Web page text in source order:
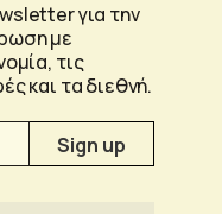
για την
με
τις
και τα διεθνή.